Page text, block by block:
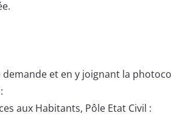
et en y joignant la
aux Habitants, Pôle Etat Civil :